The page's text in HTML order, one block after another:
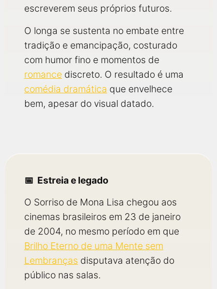
escreverem seus próprios futuros.
O longa se sustenta no embate entre
tradição e emancipação, costurado
com humor fino e momentos de
romance discreto. O resultado é uma
comédia dramática que envelhece
bem, apesar do visual datado.
Estreia e legado
O Sorriso de Mona Lisa chegou aos
cinemas brasileiros em 23 de janeiro
de 2004, no mesmo período em que
Brilho Eterno de uma Mente sem
Lembranças disputava atenção do
público nas salas.